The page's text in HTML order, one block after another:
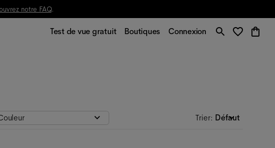
notre FAQ.
Test de vue gratuit Boutiques Connexion
Trier: Défaut